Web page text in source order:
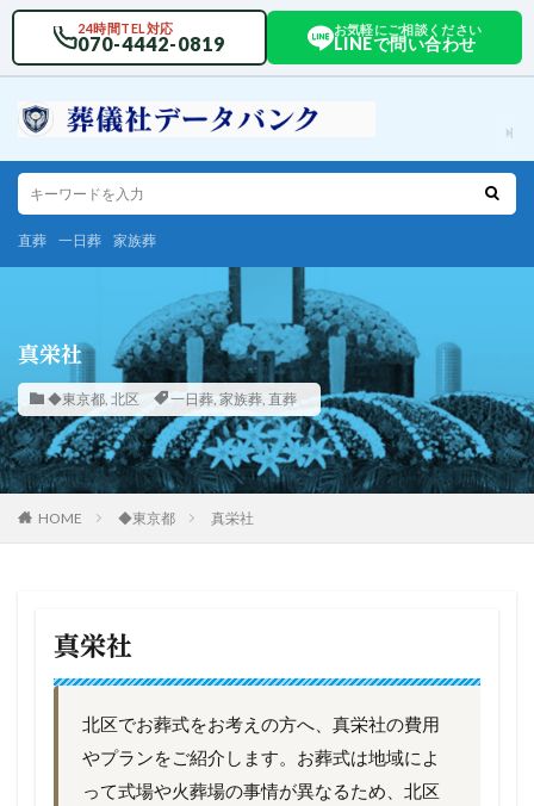
24時間TEL対応
070-4442-0819
お気軽にご相談ください
LINEで問い合わせ
直葬 一日葬 家族葬
真栄社
◆東京都, 北区 一日葬, 家族葬, 直葬
HOME ◆東京都 真栄社
真栄社
北区でお葬式をお考えの方へ、真栄社の費用
やプランをご紹介します。お葬式は地域によ
って式場や火葬場の事情が異なるため、北区